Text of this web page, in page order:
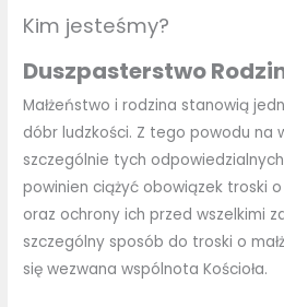
Kim jesteśmy?
Duszpasterstwo
Małżeństwo i rodzina stanowią
dóbr ludzkości. Z tego powodu na
szczególnie tych
powinien ciążyć obowiązek troski
oraz ochrony ich przed wszelkimi
szczególny sposób do troski o
się wezwana wspólnota Kościoła.